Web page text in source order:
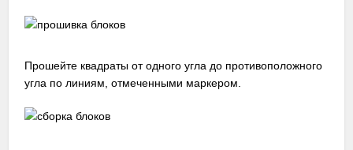
Прошейте квадраты от одного угла до противоположного
угла по линиям, отмеченными маркером.